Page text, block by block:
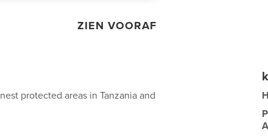
ZIEN VOORAF
protected areas in Tanzania and